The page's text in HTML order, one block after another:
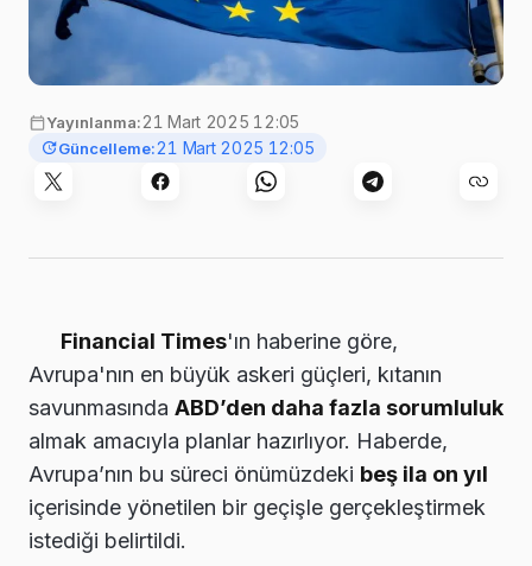
Görsel: Christian Lue
Yayınlanma:21 Mart 2025 12:05
Güncelleme:21 Mart 2025 12:05
Financial Times'ın haberine göre,
Avrupa'nın en büyük askeri güçleri, kıtanın
savunmasında ABD’den daha fazla sorumluluk
almak amacıyla planlar hazırlıyor. Haberde,
Avrupa’nın bu süreci önümüzdeki beş ila on yıl
içerisinde yönetilen bir geçişle gerçekleştirmek
istediği belirtildi.